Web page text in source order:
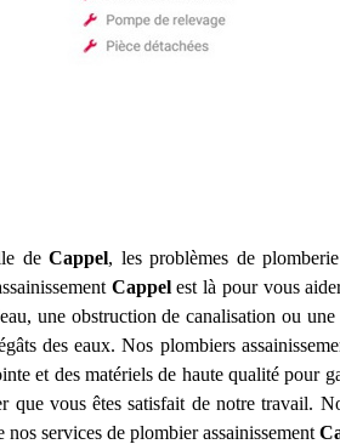
deCappel, les problèmes de
Cappelest là pour vous
une obstruction de canalisation ou
des eaux. Nos plombiers
et des matériels de haute qualité pour
que vous êtes satisfait de notre travail.
nos services de plombier assainissement